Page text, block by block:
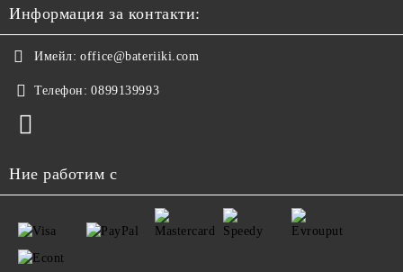
Информация за контакти:
Имейл: office@bateriiki.com
Телефон: 0899139993
Ние работим с